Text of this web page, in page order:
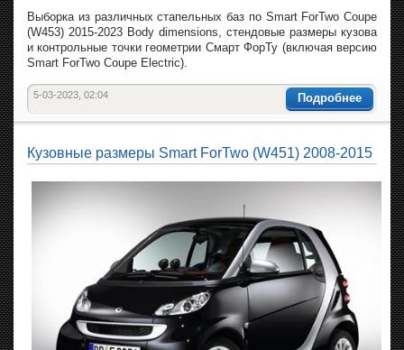
Выборка из различных стапельных баз по Smart ForTwo Coupe
(W453) 2015-2023 Body dimensions, стендовые размеры кузова
и контрольные точки геометрии Смарт ФорТу (включая версию
Smart ForTwo Coupe Electric).
Подробнее
5-03-2023, 02:04
Кузовные размеры Smart ForTwo (W451) 2008-2015